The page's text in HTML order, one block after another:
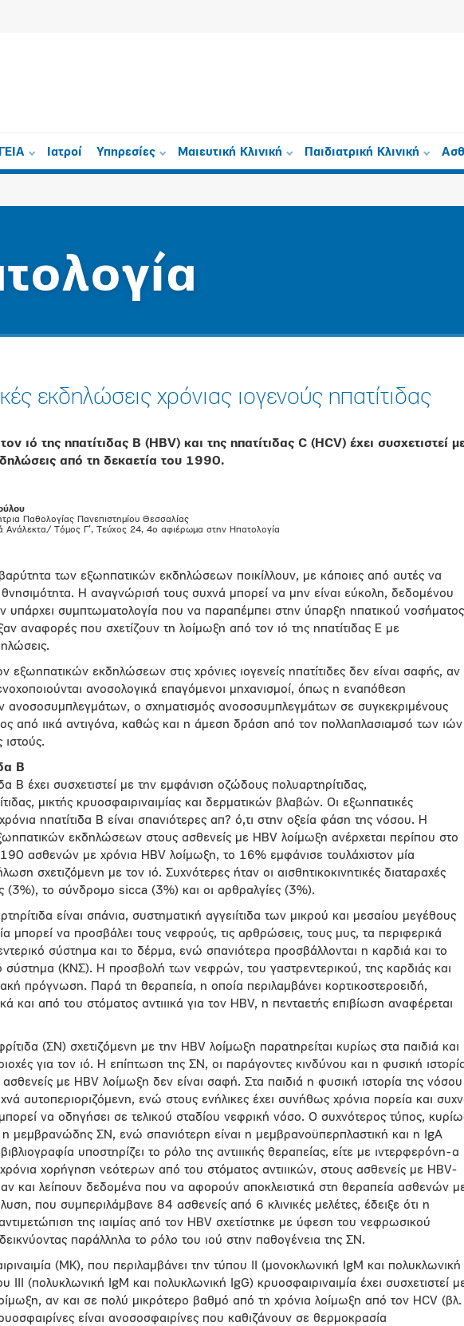
Ιατροί Υπηρεσίες Μαιευτική Κλινική Παιδιατρική Κλινική
εκδηλώσεις χρόνιας ιογενούς ηπατίτιδας
ιό της ηπατίτιδας Β (HBV) και της ηπατίτιδας C (HCV) έχει συσχετιστεί
από τη δεκαετία του 1990.
Παθολογίας Πανεπιστημίου Θεσσαλίας
Ανάλεκτα/ Τόμος Γ’, Τεύχος 24, 4ο αφιέρωμα στην Ηπατολογία
των εξωηπατικών εκδηλώσεων ποικίλλουν, με κάποιες από αυτές να
Η αναγνώρισή τους συχνά μπορεί να μην είναι εύκολη, δεδομένου
υπάρχει συμπτωματολογία που να παραπέμπει στην ύπαρξη ηπατικού
αναφορές που σχετίζουν τη λοίμωξη από τον ιό της ηπατίτιδας Ε με
εξωηπατικών εκδηλώσεων στις χρόνιες ιογενείς ηπατίτιδες δεν είναι σαφής, αν
ανοσολογικά επαγόμενοι μηχανισμοί, όπως η εναπόθεση
ανοσοσυμπλεγμάτων, ο σχηματισμός ανοσοσυμπλεγμάτων σε συγκεκριμένους
από ιικά αντιγόνα, καθώς και η άμεση δράση από τον πολλαπλασιαμσό των ιών
Β
Β έχει συσχετιστεί με την εμφάνιση οζώδους πολυαρτηρίτιδας,
μικτής κρυοσφαιριναιμίας και δερματικών βλαβών. Οι εξωηπατικές
ηπατίτιδα Β είναι σπανιότερες απ? ό,τι στην οξεία φάση της νόσου. Η
εκδηλώσεων στους ασθενείς με HBV λοίμωξη ανέρχεται περίπου στο
ασθενών με χρόνια HBV λοίμωξη, το 16% εμφάνισε τουλάχιστον μία
σχετιζόμενη με τον ιό. Συχνότερες ήταν οι αισθητικοκινητικές διαταραχές
(3%), το σύνδρομο sicca (3%) και οι αρθραλγίες (3%).
είναι σπάνια, συστηματική αγγειίτιδα των μικρού και μεσαίου μεγέθους
μπορεί να προσβάλει τους νεφρούς, τις αρθρώσεις, τους μυς, τα περιφερικά
σύστημα και το δέρμα, ενώ σπανιότερα προσβάλλονται η καρδιά και το
σύστημα (ΚΝΣ). Η προσβολή των νεφρών, του γαστρεντερικού, της καρδιάς και
πρόγνωση. Παρά τη θεραπεία, η οποία περιλαμβάνει κορτικοστεροειδή,
και από του στόματος αντιιικά για τον HBV, η πενταετής επιβίωση αναφέρεται
(ΣΝ) σχετιζόμενη με την HBV λοίμωξη παρατηρείται κυρίως στα παιδιά και
για τον ιό. Η επίπτωση της ΣΝ, οι παράγοντες κινδύνου και η φυσική
με HBV λοίμωξη δεν είναι σαφή. Στα παιδιά η φυσική ιστορία της νόσου
αυτοπεριοριζόμενη, ενώ στους ενήλικες έχει συνήθως χρόνια πορεία και
να οδηγήσει σε τελικού σταδίου νεφρική νόσο. Ο συχνότερος τύπος,
η μεμβρανώδης ΣΝ, ενώ σπανιότερη είναι η μεμβρανοϋπερπλαστική και η IgA
υποστηρίζει το ρόλο της αντιιικής θεραπείας, είτε με ιντερφερόνη-α
χορήγηση νεότερων από του στόματος αντιιικών, στους ασθενείς με HBV-
και λείπουν δεδομένα που να αφορούν αποκλειστικά στη θεραπεία ασθενών
που συμπεριλάμβανε 84 ασθενείς από 6 κλινικές μελέτες, έδειξε ότι η
της ιαιμίας από τον HBV σχετίστηκε με ύφεση του νεφρωσικού
παράλληλα το ρόλο του ιού στην παθογένεια της ΣΝ.
(ΜΚ), που περιλαμβάνει την τύπου ΙΙ (μονοκλωνική IgM και πολυκλωνική
ΙΙΙ (πολυκλωνική IgM και πολυκλωνική IgG) κρυοσφαιριναιμία έχει συσχετιστεί
αν και σε πολύ μικρότερο βαθμό από τη χρόνια λοίμωξη από τον HCV (βλ.
είναι ανοσοσφαιρίνες που καθιζάνουν σε θερμοκρασία